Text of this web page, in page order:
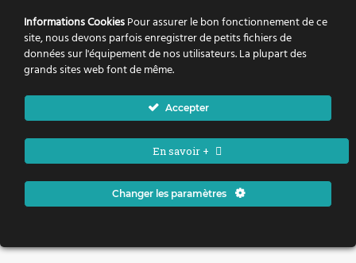
Informations CookiesPour assurer le bon fonctionnement de ce
site, nous devons parfois enregistrer de petits fichiers de
données sur l'équipement de nos utilisateurs. La plupart des
grands sites web font de même.
Accepter
En savoir +
Changer les paramètres